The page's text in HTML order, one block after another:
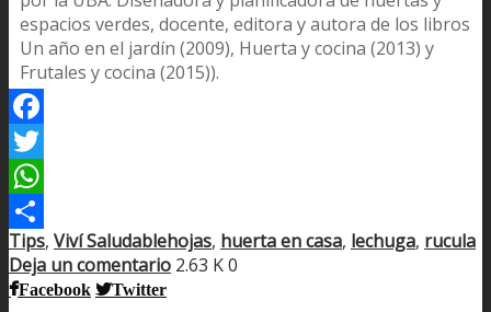
espacios verdes, docente, editora y autora de los libros
Un año en el jardín (2009), Huerta y cocina (2013) y
Frutales y cocina (2015)).
Facebook
Twitter
WhatsApp
Compartir
Tips, Viví Saludablehojas, huerta en casa, lechuga, rucula
Deja un comentario 2.63 K0
Facebook Twitter